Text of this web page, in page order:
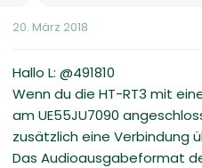
20. März 2018
Hallo L: @491810
Wenn du die HT-RT3 mit
am UE55JU7090
zusätzlich eine Verbindung
Das Audioausgabeformat